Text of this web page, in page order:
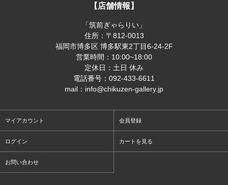
【店舗情報】
「筑前ぎゃらりい」
住所：〒812-0013
福岡市博多区 博多駅東2丁目6-24-2F
営業時間：10:00~18:00
定休日：土日 休み
電話番号：092-433-6611
mail：info@chikuzen-gallery.jp
マイアカウント 会員登録
ログイン カートを見る
お問い合わせ